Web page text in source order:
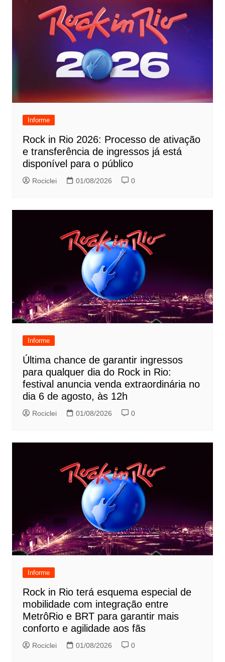
Informe
Rock in Rio 2026: Processo de ativação
e transferência de ingressos já está
disponível para o público
Rociclei 01/08/2026 0
Informe
Última chance de garantir ingressos
para qualquer dia do Rock in Rio:
festival anuncia venda extraordinária no
dia 6 de agosto, às 12h
Rociclei 01/08/2026 0
Informe
Rock in Rio terá esquema especial de
mobilidade com integração entre
MetrôRio e BRT para garantir mais
conforto e agilidade aos fãs
Rociclei 01/08/2026 0